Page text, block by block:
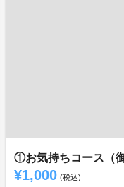
①お気持ちコース（
¥1,000 (税込)